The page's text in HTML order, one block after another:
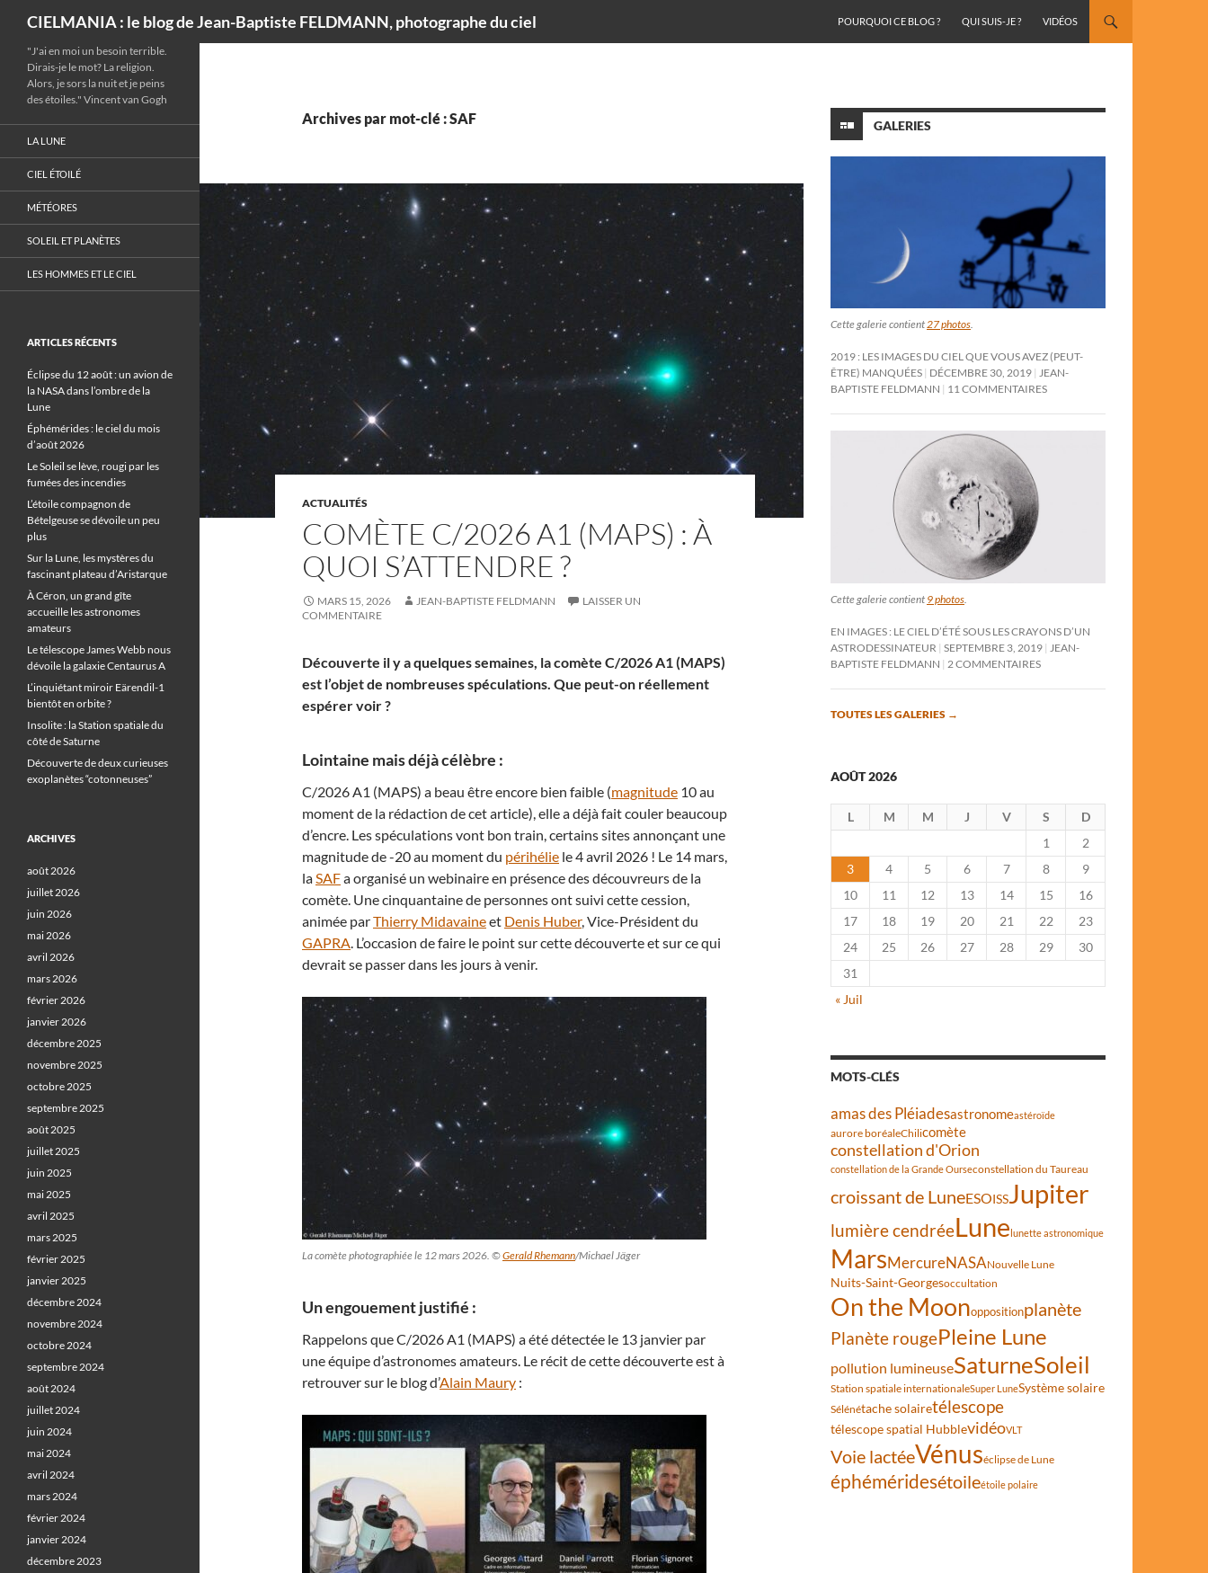
CIELMANIA : le blog de Jean-Baptiste FELDMANN, photographe du ciel
POURQUOI CE BLOG ?
QUI SUIS-JE ? VIDÉOS
Archives par mot-clé : SAF
ACTUALITÉS
COMÈTE C/2026 A1 (MAPS) : À
QUOI S’ATTENDRE ?
MARS 15, 2026 JEAN-BAPTISTE FELDMANN
LAISSER UN
COMMENTAIRE
Découverte il y a quelques semaines, la comète C/2026 A1 (MAPS)
est l’objet de nombreuses spéculations. Que peut-on réellement
espérer voir ?
Lointaine mais déjà célèbre :
C/2026 A1 (MAPS) a beau être encore bien faible (magnitude 10 au
moment de la rédaction de cet article), elle a déjà fait couler beaucoup
d’encre. Les spéculations vont bon train, certains sites annonçant une
magnitude de -20 au moment du périhélie le 4 avril 2026 ! Le 14 mars,
laSAFa organisé un webinaire en présence des découvreurs de la
comète. Une cinquantaine de personnes ont suivi cette cession,
animée parThierry Midavaineet Denis Huber, Vice-Président du
GAPRA. L’occasion de faire le point sur cette découverte et sur ce qui
devrait se passer dans les jours à venir.
La comète photographiée le 12 mars 2026. ©Gerald Rhemann/Michael Jäger
Un engouement justifié :
Rappelons que C/2026 A1 (MAPS) a été détectée le 13 janvier par
une équipe d’astronomes amateurs. Le récit de cette découverte est à
retrouver sur le blog d’Alain Maury :
GALERIES
Cette galerie contient27 photos.
2019 : LES IMAGES DU CIEL QUE VOUS AVEZ (PEUT-
ÊTRE) MANQUÉES DÉCEMBRE 30, 2019 JEAN-
BAPTISTE FELDMANN
11 COMMENTAIRES
Cette galerie contient 9 photos
EN IMAGES : LE CIEL D’ÉTÉ SOUS LES CRAYONS D’UN
ASTRODESSINATEUR SEPTEMBRE 3, 2019
JEAN-
BAPTISTE FELDMANN
2 COMMENTAIRES
TOUTES LES GALERIES →
AOÛT 2026
L M M J V S
D
1
2
3
4 5 6 7 8
9
10
11 12 13 14 15
16
17
18 19 20 21 22
23
24
25 26 27 28 29
30
31
« Juil
MOTS-CLÉS
amas des Pléiadesastronomeastéroïde
aurore boréaleChilicomète
constellation d'Orion
constellation de la Grande Ourseconstellation du Taureau
croissant de LuneESOISSJupiter
lumière cendréeLunelunette astronomique
MarsMercureNASANouvelle Lune
Nuits-Saint-Georgesoccultation
On the Moonoppositionplanète
Planète rougePleine Lune
pollution lumineuseSaturneSoleil
Station spatiale internationaleSuper LuneSystème solaire
Sélénétache solairetélescope
télescope spatial HubblevidéoVLT
Voie lactéeVénuséclipse de Lune
éphéméridesétoileétoile polaire
"J'ai en moi un besoin terrible.
Dirais-je le mot? La religion.
Alors, je sors la nuit et je peins
des étoiles." Vincent van Gogh
LA LUNE
CIEL ÉTOILÉ
MÉTÉORES
SOLEIL ET PLANÈTES
LES HOMMES ET LE CIEL
ARTICLES RÉCENTS
Éclipse du 12 août : un avion de
la NASA dans l’ombre de la
Lune
Éphémérides : le ciel du mois
d’août 2026
Le Soleil se lève, rougi par les
fumées des incendies
L’étoile compagnon de
Bételgeuse se dévoile un peu
plus
Sur la Lune, les mystères du
fascinant plateau d’Aristarque
À Céron, un grand gîte
accueille les astronomes
amateurs
Le télescope James Webb nous
dévoile la galaxie Centaurus A
L’inquiétant miroir Eärendil-1
bientôt en orbite ?
Insolite : la Station spatiale du
côté de Saturne
Découverte de deux curieuses
exoplanètes “cotonneuses”
ARCHIVES
août 2026
juillet 2026
juin 2026
mai 2026
avril 2026
mars 2026
février 2026
janvier 2026
décembre 2025
novembre 2025
octobre 2025
septembre 2025
août 2025
juillet 2025
juin 2025
mai 2025
avril 2025
mars 2025
février 2025
janvier 2025
décembre 2024
novembre 2024
octobre 2024
septembre 2024
août 2024
juillet 2024
juin 2024
mai 2024
avril 2024
mars 2024
février 2024
janvier 2024
décembre 2023